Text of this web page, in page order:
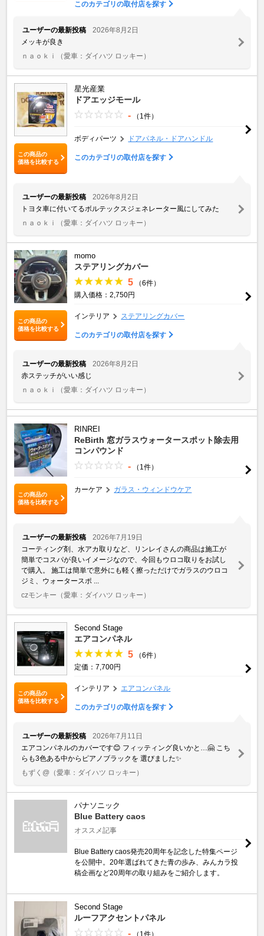
このカテゴリの取付店を探す
ユーザーの最新投稿
2026年8月2日
メッキが良き
ｎａｏｋｉ
（愛車：ダイハツ ロッキー）
この商品の
価格を比較する
星光産業
ドアエッジモール
- （1件）
ボディパーツ ドアパネル・ドアハンドル
このカテゴリの取付店を探す
ユーザーの最新投稿
2026年8月2日
トヨタ車に付いてるボルテックスジェネレーター風にしてみた
ｎａｏｋｉ
（愛車：ダイハツ ロッキー）
この商品の
価格を比較する
momo
ステアリングカバー
5
（6件）
購入価格：2,750円
インテリア ステアリングカバー
このカテゴリの取付店を探す
ユーザーの最新投稿
2026年8月2日
赤ステッチがいい感じ
ｎａｏｋｉ
（愛車：ダイハツ ロッキー）
この商品の
価格を比較する
RINREI
ReBirth 窓ガラスウォータースポット除去用
コンパウンド
- （1件）
カーケア ガラス・ウィンドウケア
ユーザーの最新投稿
2026年7月19日
コーティング剤、水アカ取りなど、リンレイさんの商品は施工が
簡単でコスパが良いイメージなので、今回もウロコ取りをお試し
で購入。 施工は簡単で意外にも軽く擦っただけでガラスのウロコ
ジミ、ウォータースポ ...
czモンキー （愛車：ダイハツ ロッキー）
この商品の
価格を比較する
Second Stage
エアコンパネル
5
（6件）
定価：7,700円
インテリア エアコンパネル
このカテゴリの取付店を探す
ユーザーの最新投稿
2026年7月11日
エアコンパネルのカバーです😊 フィッティング良いかと…🤗 こち
らも3色ある中からピアノブラックを 選びました✨
もずく@ （愛車：ダイハツ ロッキー）
パナソニック
Blue Battery caos
オススメ記事
Blue Battery caos発売20周年を記念した特集ページ
を公開中。20年選ばれてきた青の歩み、みんカラ投
稿企画など20周年の取り組みをご紹介します。
Second Stage
ルーフアクセントパネル
- （1件）